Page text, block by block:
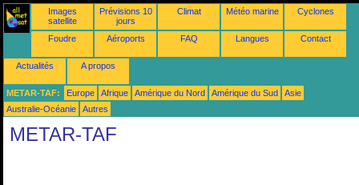
Images
satellite
Prévisions 10
jours
Climat Météo marine Cyclones
Foudre Aéroports FAQ Langues Contact
Actualités A propos
METAR-TAF: Europe Afrique Amérique du Nord Amérique du Sud
Asie
Australie-Océanie
Autres
METAR-TAF